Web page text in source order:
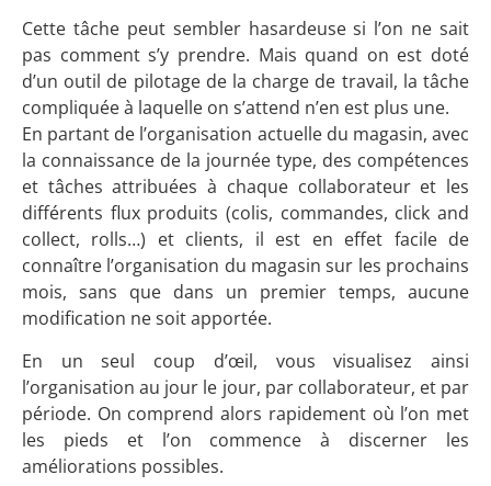
Cette tâche peut sembler hasardeuse si l’on ne sait
pas comment s’y prendre. Mais quand on est doté
d’un outil de pilotage de la charge de travail, la tâche
compliquée à laquelle on s’attend n’en est plus une.
En partant de l’organisation actuelle du magasin, avec
la connaissance de la journée type, des compétences
et tâches attribuées à chaque collaborateur et les
différents flux produits (colis, commandes, click and
collect, rolls…) et clients, il est en effet facile de
connaître l’organisation du magasin sur les prochains
mois, sans que dans un premier temps, aucune
modification ne soit apportée.
En un seul coup d’œil, vous visualisez ainsi
l’organisation au jour le jour, par collaborateur, et par
période. On comprend alors rapidement où l’on met
les pieds et l’on commence à discerner les
améliorations possibles.